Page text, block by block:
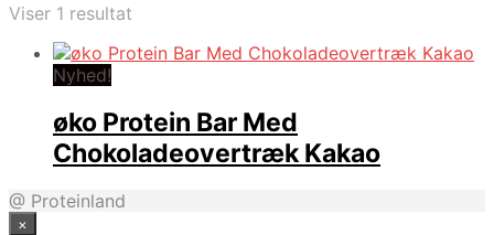
Viser 1 resultat
Nyhed!
øko Protein Bar Med
Chokoladeovertræk Kakao
@ Proteinland
×